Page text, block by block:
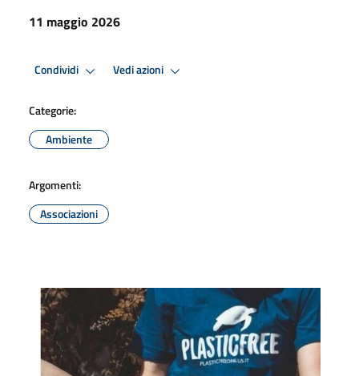
11 maggio 2026
Condividi Vedi azioni
Categorie:
Ambiente
Argomenti:
Associazioni